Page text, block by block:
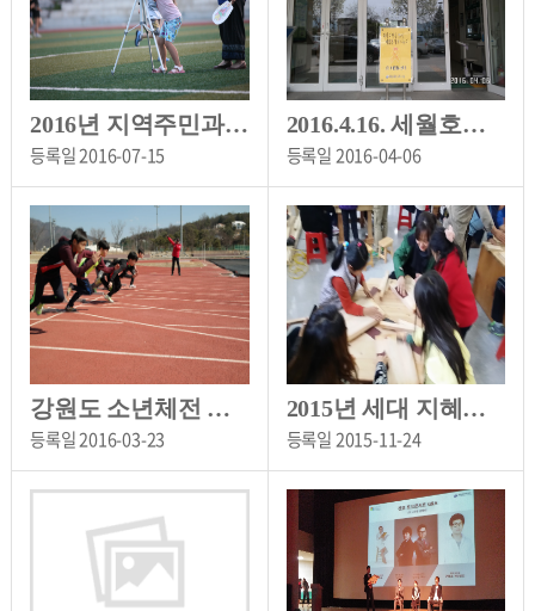
2016년 지역주민과 함께하는 작은학교 별빛음악회
등록일2016-07-15
2016.4.16. 세월호참사 2주기
등록일2016-04-06
강원도 소년체전 육상 선발전
등록일2016-03-23
2015년 세대 지혜나눔 인성교육 프로그램 운영
등록일2015-11-24